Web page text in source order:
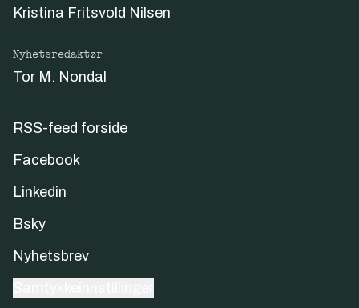
Kristina Fritsvold Nilsen
Nyhetsredaktør
Tor M. Nondal
RSS-feed forside
Facebook
Linkedin
Bsky
Nyhetsbrev